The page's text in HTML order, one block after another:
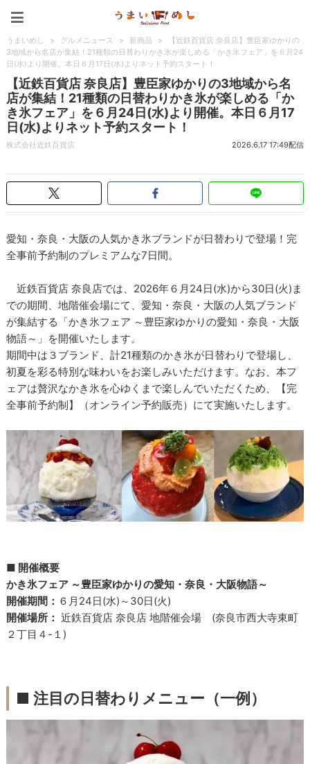
うまいめし > グルメニュース > 新商品 >
【近鉄百貨店 奈良店】豊臣家ゆかりの
3地域から名店が集結！21種類の日替わりかき氷が楽しめる「かき氷フェア」を６月24
日(水)より開催。本日６月17日(水)よりネット予約スタート！
【近鉄百貨店 奈良店】豊臣家ゆかりの3地域から名
店が集結！21種類の日替わりかき氷が楽しめる「か
き氷フェア」を６月24日(水)より開催。本日６月17
日(水)よりネット予約スタート！
株式会社近鉄百貨店 2026.6.17 17:49配信
愛知・奈良・大阪の人気かき氷ブランドが日替わりで登場！完
全事前予約制のプレミアムな7日間。
近鉄百貨店 奈良店では、2026年６月24日(水)から30日(火)ま
での期間、地階催会場にて、愛知・奈良・大阪の人気ブランド
が集結する「かき氷フェア ～豊臣家ゆかりの愛知・奈良・大阪
物語～」を開催いたします。
期間中は３ブランド、計21種類のかき氷が日替わりで登場し、
初夏を彩る特別な味わいをお楽しみいただけます。なお、本フ
ェアは贅沢なかき氷を心ゆくまで楽しんでいただくため、【完
全事前予約制】（オンライン予約販売）にて実施いたします。
■ 開催概要
かき氷フェア ～豊臣家ゆかりの愛知・奈良・大阪物語～
開催期間： ６月24日(水)～30日(火)
開催場所： 近鉄百貨店 奈良店 地階催会場 (奈良市西大寺東町
２丁目４-１)
■ 注目の日替わりメニュー（一例）